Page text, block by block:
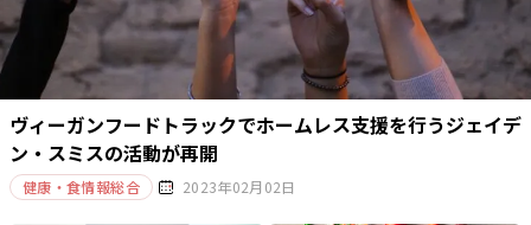
ヴィーガンフードトラックでホームレス支援を行うジェイデ
ン・スミスの活動が再開
健康・食情報総合 2023年02月02日